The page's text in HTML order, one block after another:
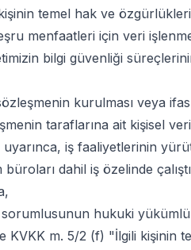
temel hak ve
menfaatleri için veri
bilgi güvenliği
kurulması veya
taraflarına ait kişisel
iş faaliyetlerinin
dahil iş özelinde
hukuki
KVKK m. 5/2 (f) "İlgili kişinin